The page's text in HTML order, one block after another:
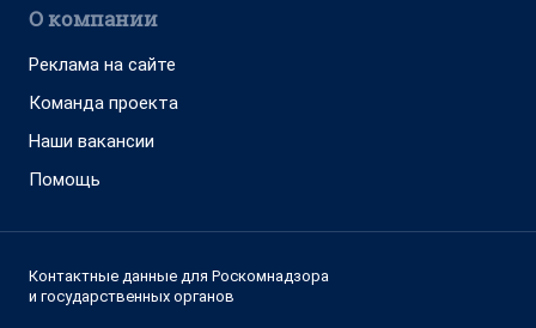
О компании
Реклама на сайте
Команда проекта
Наши вакансии
Помощь
Контактные данные для Роскомнадзора
и государственных органов